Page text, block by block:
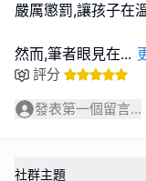
嚴厲懲罰,讓孩子在
然而,筆者眼見在...
評分
發表第一個留言...
社群主題